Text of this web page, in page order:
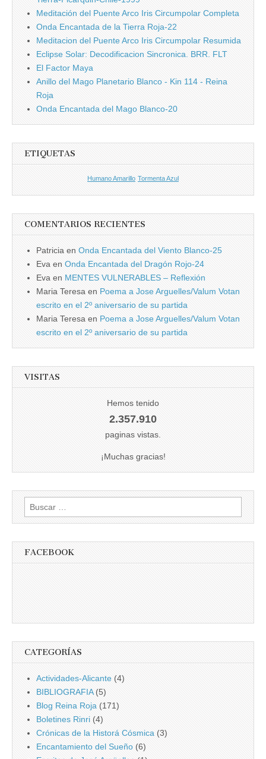
Meditación del Puente Arco Iris Circumpolar Completa
Onda Encantada de la Tierra Roja-22
Meditacion del Puente Arco Iris Circumpolar Resumida
Eclipse Solar: Decodificacion Sincronica. BRR. FLT
El Factor Maya
Anillo del Mago Planetario Blanco - Kin 114 - Reina
Roja
Onda Encantada del Mago Blanco-20
ETIQUETAS
Humano Amarillo Tormenta Azul
COMENTARIOS RECIENTES
Patricia en Onda Encantada del Viento Blanco-25
Eva en Onda Encantada del Dragón Rojo-24
Eva en MENTES VULNERABLES – Reflexión
Maria Teresa en Poema a Jose Arguelles/Valum Votan
escrito en el 2º aniversario de su partida
Maria Teresa en Poema a Jose Arguelles/Valum Votan
escrito en el 2º aniversario de su partida
VISITAS
Hemos tenido
2.357.910
paginas vistas.
¡Muchas gracias!
Buscar:
FACEBOOK
CATEGORÍAS
Actividades-Alicante (4)
BIBLIOGRAFIA(5)
Blog Reina Roja (171)
Boletines Rinri (4)
Crónicas de la Historá Cósmica (3)
Encantamiento del Sueño (6)